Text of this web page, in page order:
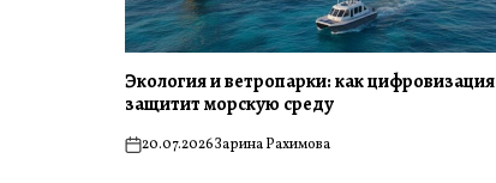
Экология и ветропарки: как цифровизация
защитит морскую среду
on20.07.2026Зарина Рахимова